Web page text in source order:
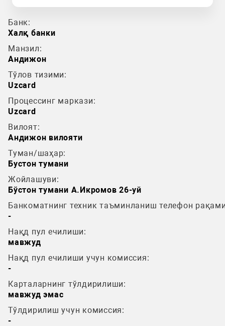
Банк:
Халқ банки
Манзил:
Андижон
Тўлов тизими:
Uzcard
Процессинг маркази:
Uzcard
Вилоят:
Андижон вилояти
Туман/шаҳар:
Бустон тумани
Жойлашуви:
Бўстон тумани А.Икромов 26-уй
Банкоматнинг техник таъминланиш телефон
-
Нақд пул ечилиши:
мавжуд
Нақд пул ечилиши учун комиссия:
-
Карталарнинг тўлдирилиши:
мавжуд эмас
Тўлдирилиш учун комиссия:
-